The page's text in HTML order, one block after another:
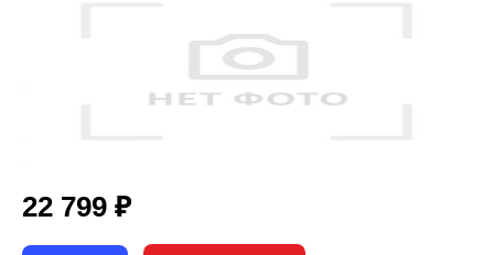
22 799 ₽